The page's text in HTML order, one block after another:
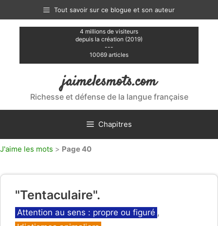
contenu
Tout savoir sur ce blogue et son auteur
4 millions de visiteurs
depuis la création (2019)
---
10069 articles
jaimelesmots.com
Richesse et défense de la langue française
Chapitres
J'aime les mots > Page 40
"Tentaculaire".
Catégories
Attention au sens : propre ou figuré ,